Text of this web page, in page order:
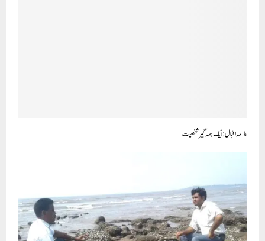
علامہ اقبال : ایک ہمہ گیر شخصیت